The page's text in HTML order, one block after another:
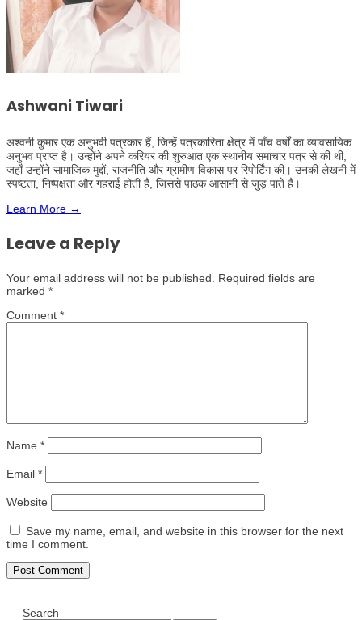
Ashwani Tiwari
अश्वनी कुमार एक अनुभवी पत्रकार हैं, जिन्हें पत्रकारिता क्षेत्र में पाँच वर्षों का व्यावसायिक
अनुभव प्राप्त है। उन्होंने अपने करियर की शुरुआत एक स्थानीय समाचार पत्र से की थी,
जहाँ उन्होंने सामाजिक मुद्दों, राजनीति और ग्रामीण विकास पर रिपोर्टिंग की। उनकी लेखनी में
स्पष्टता, निष्पक्षता और गहराई होती है, जिससे पाठक आसानी से जुड़ पाते हैं।
Learn More →
Leave a Reply
Your email address will not be published.
Required fields are
marked *
Comment *
Name *
Email *
Website
Save my name, email, and website in this browser for the next
time I comment.
Search